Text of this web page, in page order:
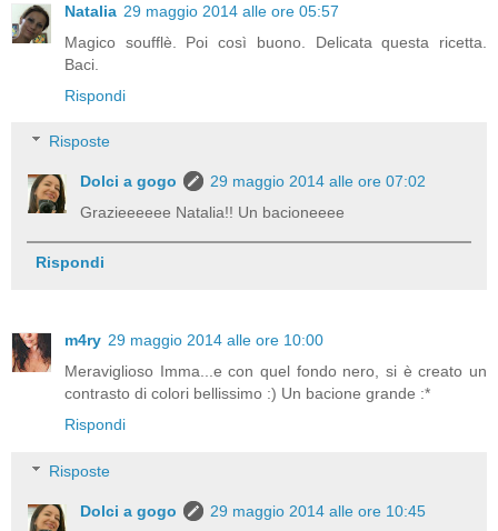
Natalia 29 maggio 2014 alle ore 05:57
Magico soufflè. Poi così buono. Delicata questa ricetta.
Baci.
Rispondi
Risposte
Dolci a gogo
29 maggio 2014 alle ore 07:02
Grazieeeeee Natalia!! Un bacioneeee
Rispondi
m4ry 29 maggio 2014 alle ore 10:00
Meraviglioso Imma...e con quel fondo nero, si è creato un
contrasto di colori bellissimo :) Un bacione grande :*
Rispondi
Risposte
Dolci a gogo
29 maggio 2014 alle ore 10:45